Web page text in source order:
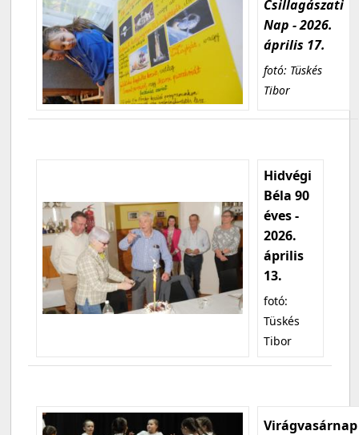
Csillagászati
Nap - 2026.
április 17.
fotó: Tüskés
Tibor
Hidvégi
Béla 90
éves -
2026.
április
13.
fotó:
Tüskés
Tibor
Virágvasárnap